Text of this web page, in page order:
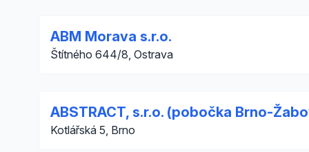
ABM Morava s.r.o.
Štítného 644/8, Ostrava
ABSTRACT, s.r.o. (pobočka Brno-
Kotlářská 5, Brno